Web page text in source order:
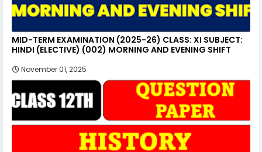
MID-TERM EXAMINATION (2025-26) CLASS: XI SUBJECT:
HINDI (ELECTIVE) (002) MORNING AND EVENING SHIFT
November 01, 2025